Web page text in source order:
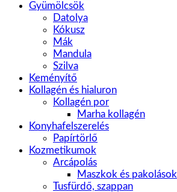
Gyümölcsök
Datolya
Kókusz
Mák
Mandula
Szilva
Keményítő
Kollagén és hialuron
Kollagén por
Marha kollagén
Konyhafelszerelés
Papírtörlő
Kozmetikumok
Arcápolás
Maszkok és pakolások
Tusfürdő, szappan